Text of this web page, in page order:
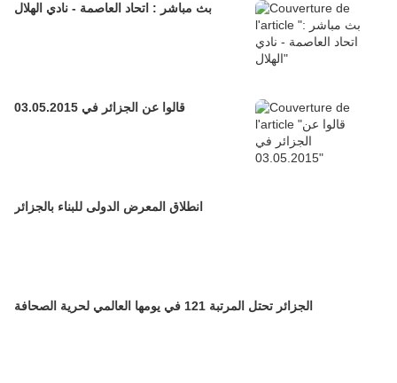
بث مباشر : اتحاد العاصمة - نادي الهلال
قالوا عن الجزائر في 03.05.2015
انطلاق المعرض الدولى للبناء بالجزائر
الجزائر تحتل المرتبة 121 في يومها العالمي لحرية الصحافة